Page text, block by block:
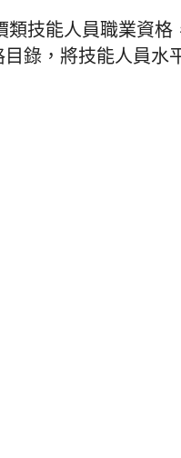
技能人員職業資
錄，將技能人員